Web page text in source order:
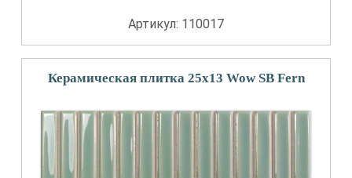
Артикул: 110017
Керамическая плитка 25x13 Wow SB Fern